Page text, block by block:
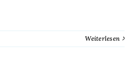
Weiterlesen